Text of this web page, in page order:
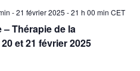
Thérapie de la
et 21 février 2025
-21 février 2025 - 21 h 00 min CET